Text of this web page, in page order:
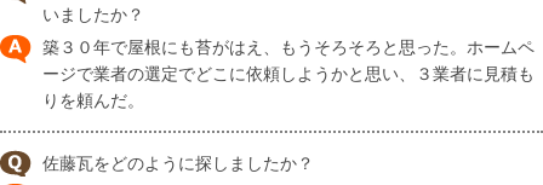
いましたか？
築３０年で屋根にも苔がはえ、もうそろそろと思った。ホームペ
ージで業者の選定でどこに依頼しようかと思い、３業者に見積も
りを頼んだ。
佐藤瓦をどのように探しましたか？